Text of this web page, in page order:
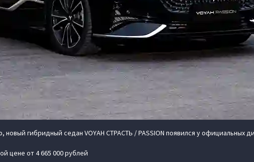
гибридный седан VOYAH СТРАСТЬ / PASSION появился у официальных
цене от 4 665 000 рублей